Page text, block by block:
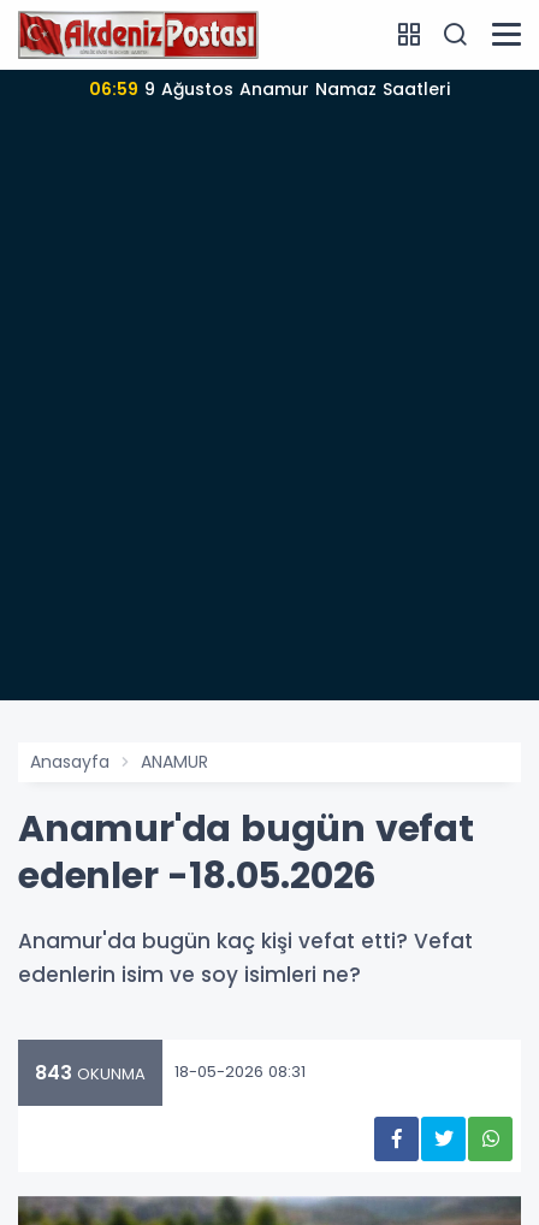
9 Ağustos Anamur Namaz Saatleri
Anasayfa ANAMUR
Anamur'da bugün vefat
edenler -18.05.2026
Anamur'da bugün kaç kişi vefat etti? Vefat
edenlerin isim ve soy isimleri ne?
843 OKUNMA 18-05-2026 08:31